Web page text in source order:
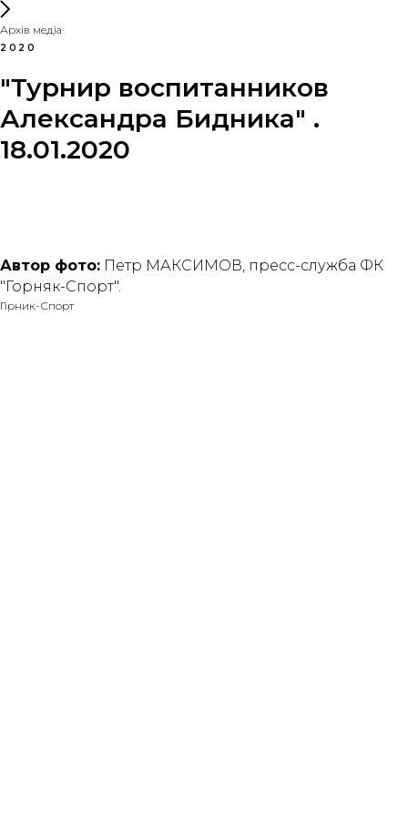
Архів медіа
2020
"Турнир воспитанников
Александра Бидника" .
18.01.2020
Автор фото: Петр МАКСИМОВ, пресс-служба ФК
"Горняк-Спорт".
Гірник-Спорт